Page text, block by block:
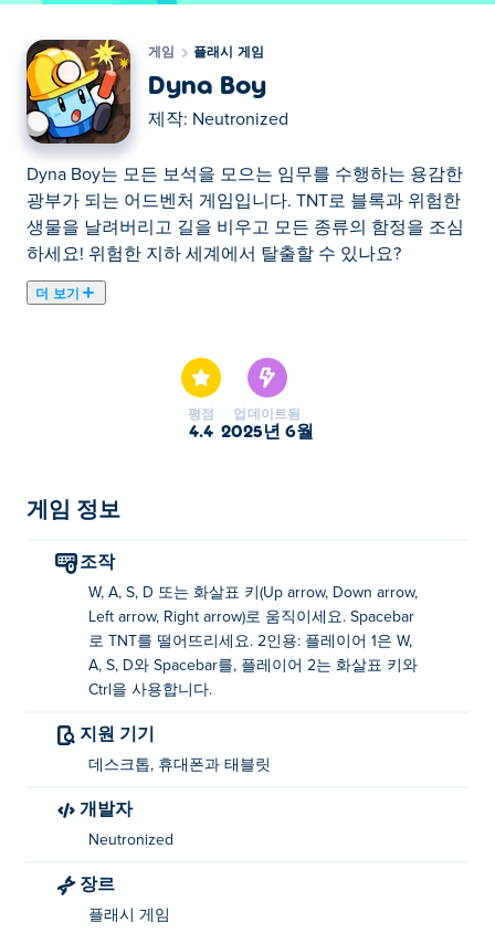
게임 플래시 게임
Dyna Boy
제작: Neutronized
Dyna Boy는 모든 보석을 모으는 임무를 수행하는 용감한
광부가 되는 어드벤처 게임입니다. TNT로 블록과 위험한
생물을 날려버리고 길을 비우고 모든 종류의 함정을 조심
하세요! 위험한 지하 세계에서 탈출할 수 있나요?
더 보기
생물을 날려버리고 길을 비우고 모든 종류의 함정을 조심
하세요! 위험한 지하 세계에서 탈출할 수 있나요?
Dyna Boy를 플레이하는 방법은 무엇입니까?
Dyna Boy를 두 명의 플레이어와 함께 플레이하
는 방법은 무엇입니까?
플레이어 1
TNT 투하: 스페이스바
이동 : 화살표 키를 사용
TNT 삭제: Ctrl
평점
4.4
업데이트됨
2025년 6월
게임 정보
조작
W, A, S, D 또는 화살표 키(Up arrow, Down arrow,
Left arrow, Right arrow)로 움직이세요. Spacebar
로 TNT를 떨어뜨리세요. 2인용: 플레이어 1은 W,
A, S, D와 Spacebar를, 플레이어 2는 화살표 키와
Ctrl을 사용합니다.
지원 기기
데스크톱, 휴대폰과 태블릿
개발자
Neutronized
장르
플래시 게임